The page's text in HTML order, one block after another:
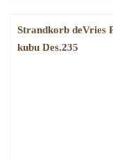
Strandkorb deVries
kubu Des.235